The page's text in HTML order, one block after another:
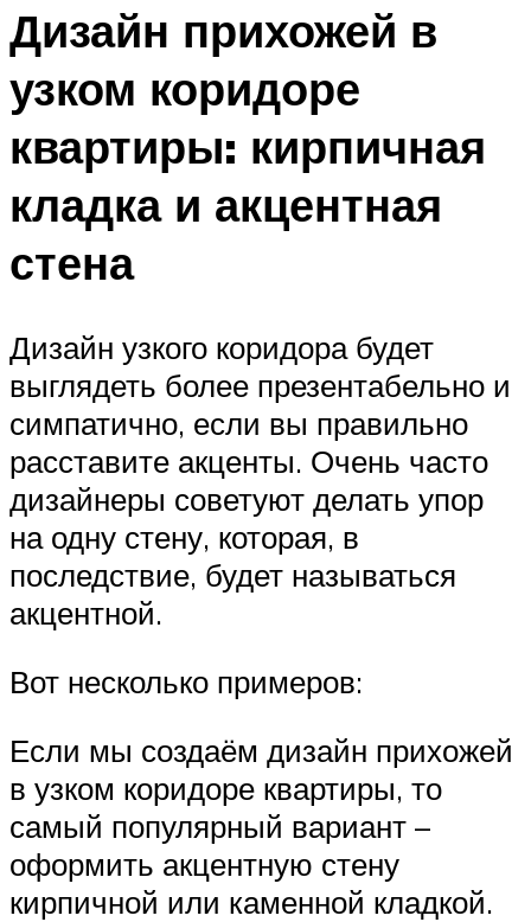
Дизайн прихожей в
узком коридоре
квартиры: кирпичная
кладка и акцентная
стена
Дизайн узкого коридора будет
выглядеть более презентабельно и
симпатично, если вы правильно
расставите акценты. Очень часто
дизайнеры советуют делать упор
на одну стену, которая, в
последствие, будет называться
акцентной.
Вот несколько примеров:
Если мы создаём дизайн прихожей
в узком коридоре квартиры, то
самый популярный вариант –
оформить акцентную стену
кирпичной или каменной кладкой.